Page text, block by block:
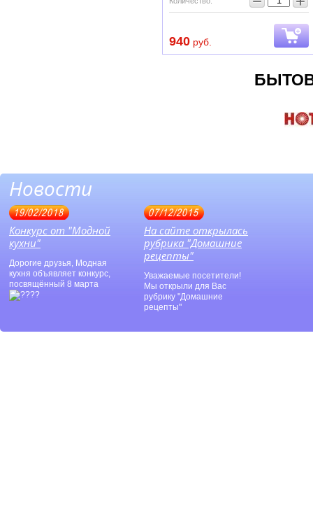
940 руб.
Новости
19/02/2018
Конкурс от "Модной
кухни"
Дорогие друзья, Модная
кухня объявляет конкурс,
посвящённый 8 марта
07/12/2015
На сайте открылась
рубрика "Домашние
рецепты"
Уважаемые посетители!
Мы открыли для Вас
рубрику "Домашние
рецепты"